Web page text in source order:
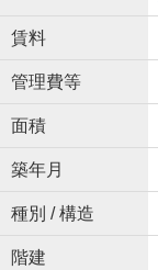
賃料
管理費等
面積
築年月
種別 / 構造
階建